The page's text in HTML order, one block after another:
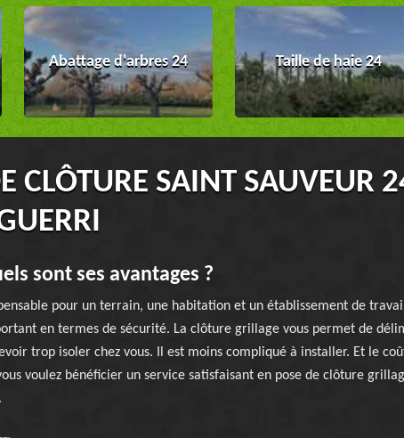
Abattage d'arbres 24 Taille de haie 24
CLÔTURE SAINT SAUVEUR
sont ses avantages ?
pour un terrain, une habitation et un établissement de
en termes de sécurité. La clôture grillage vous permet de
trop isoler chez vous. Il est moins compliqué à installer. Et le
voulez bénéficier un service satisfaisant en pose de clôture